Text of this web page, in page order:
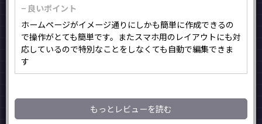
− 良いポイント
ホームページがイメージ通りにしかも簡単に作成できるの
で操作がとても簡単です。またスマホ用のレイアウトにも対
応しているので特別なことをしなくても自動で編集できま
す
もっとレビューを読む